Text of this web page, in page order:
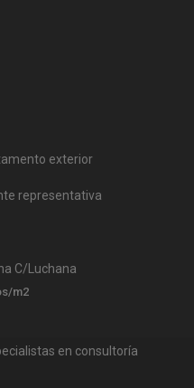
exterior
representativa
C/Luchana
m2
en consultoría